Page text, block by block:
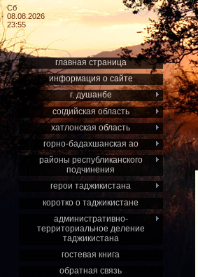
Сб
08.08.2026
23:55
главная страница
информация о сайте
г. душанбе
согдийская область
хатлонская область
горно-бадахшанская ао
районы республиканского
подчинения
герои таджикистана
коротко о таджикистане
административно-
территориальное деление
таджикистана
гостевая книга
обратная связь